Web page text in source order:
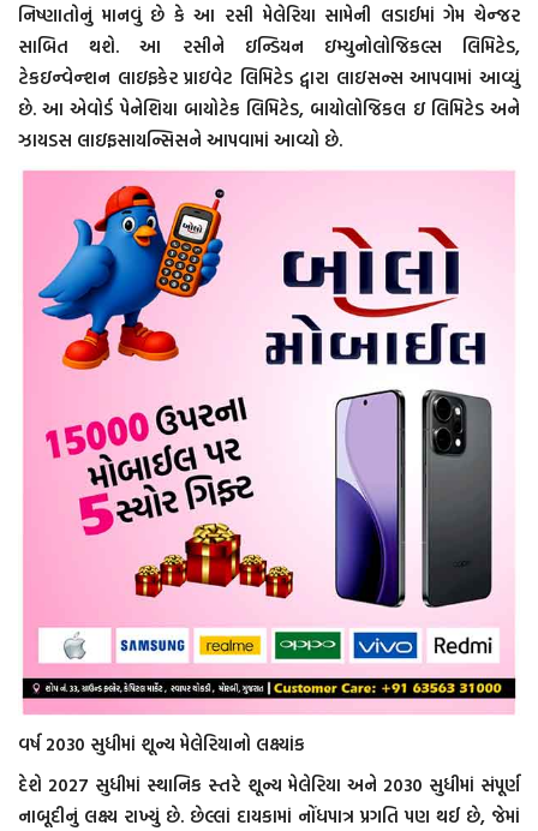
નિષ્ણાતોનું માનવું છે કે આ રસી મેલેરિયા સામેની લડાઈમાં ગેમ ચેન્જર
સાબિત થશે. આ રસીને ઇન્ડિયન ઇમ્યુનોલોજિકલ્સ લિમિટેડ,
ટેકઇન્વેન્શન લાઇફકેર પ્રાઇવેટ લિમિટેડ દ્વારા લાઇસન્સ આપવામાં આવ્યું
છે. આ એવોર્ડ પેનેશિયા બાયોટેક લિમિટેડ, બાયોલોજિકલ ઇ લિમિટેડ અને
ઝાયડસ લાઇફસાયન્સિસને આપવામાં આવ્યો છે.
વર્ષ 2030 સુધીમાં શૂન્ય મેલેરિયાનો લક્ષ્યાંક
દેશે 2027 સુધીમાં સ્થાનિક સ્તરે શૂન્ય મેલેરિયા અને 2030 સુધીમાં સંપૂર્ણ
નાબૂદીનું લક્ષ્ય રાખ્યું છે. છેલ્લાં દાયકામાં નોંધપાત્ર પ્રગતિ પણ થઈ છે, જેમાં